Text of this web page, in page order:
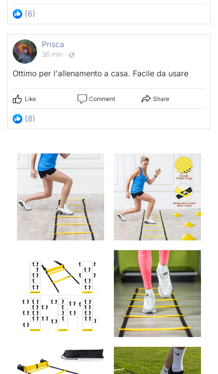
(6)
Prisca
36 min ·
Ottimo per l'allenamento a casa. Facile da usare
Like Comment Share
(8)